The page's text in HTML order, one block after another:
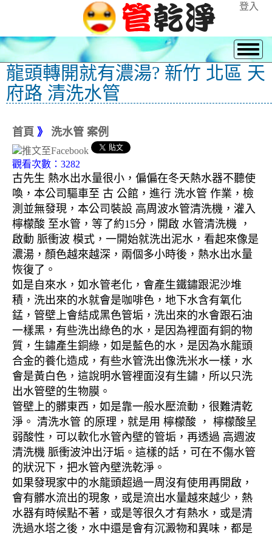
登入
龍頭轉開就有濃湯? 新竹 北區 天
府路 清洗水管
首頁 》 洗水管 案例
觀看次數：3282
古先生 熱水出水量很小，偏偏在冬天熱水器不聽使
喚，本公司驅車至 古 公館，進行 洗水管 作業，檢
測並無發現，本公司裝設 高周波水管清洗機，灌入
檸檬酸 至水管，等了約15分，開啟 水管清洗機 ，
啟動 脈衝波 模式，一開始就洗出泥水，看起來像是
濃湯，顏色越來越深，兩個多小時後，熱水出水量
恢復了。
如是自來水，如水管老化，會產生鐵鏽跟泥沙堆
積，洗出來的水就會是咖啡色，地下水含有氧化
錳，管壁上會結成黑色管垢，洗出來的水會跟石油
一樣黑，有些洗出綠色的水，是因為裡面有銅的物
質，生鏽產生銅綠，如是藍色的水，是因為水龍頭
合金的養化造成，有些水管洗出像洗米水一樣，水
會是黃白色，這說明水管裡面沒有生鏽，所以只洗
出水管壁的生物膜。
管壁上的髒東西，如是靠一般水壓流動，很難清乾
淨。 清洗水管 的原理，就是用 檸檬酸 ， 檸檬酸呈
弱酸性，可以軟化水管內壁的管垢，再透過 高週波
清洗機 脈衝波沖出汙垢。這樣的話，可在不傷水管
的狀況下，把水管內壁洗乾淨。
如果發現家中的水龍頭超過一周沒有使用再開啟，
會有髒水流出的現象，或是流出水量越來越少，熱
水器有時候點不著，或是等很久才有熱水，或是清
洗過水塔之後，水中還是會有沉澱物和異味，都是